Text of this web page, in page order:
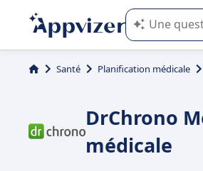
L'IA de
Santé Planification médicale
DrChrono
médicale